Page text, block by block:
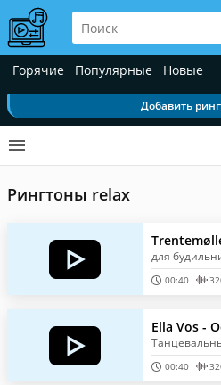
Горячие Популярные Новые
Добавить
Рингтоны relax
для
00:40
Ella Vos -
00:40